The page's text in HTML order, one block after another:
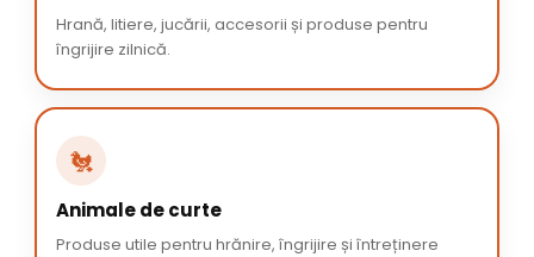
Hrană, litiere, jucării, accesorii și produse pentru
îngrijire zilnică.
🐔
Animale de curte
Produse utile pentru hrănire, îngrijire și întreținere